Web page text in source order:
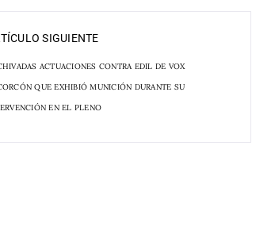
SIGUIENTE
ACTUACIONES CONTRA EDIL DE VOX
QUE EXHIBIÓ MUNICIÓN DURANTE SU
EN EL PLENO